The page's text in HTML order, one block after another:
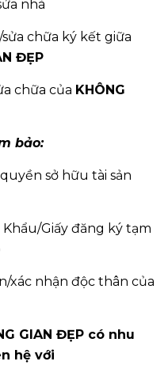
nhà
chữa ký kết giữa
ĐẸP
chữa của KHÔNG
bảo:
sở hữu tài sản
Giấy đăng ký tạm
nhận độc thân của
GIAN ĐẸP có nhu
hệ với